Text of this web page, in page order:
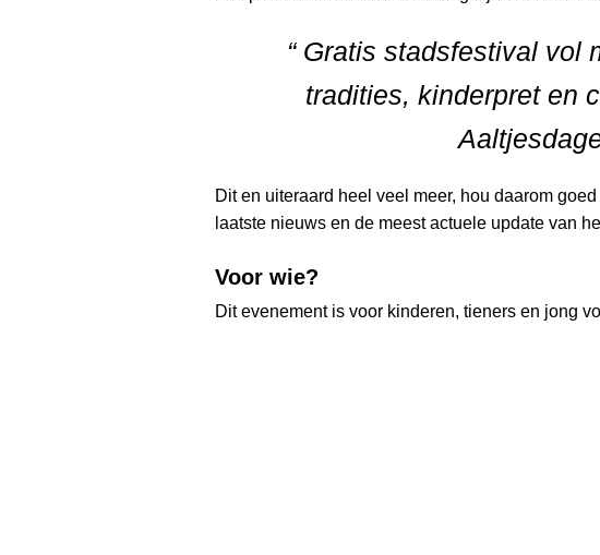
“ Gratis stadsfestival vol
tradities, kinderpret en
Dit en uiteraard heel veel meer, hou daarom
laatste nieuws en de meest actuele update van
Voor wie?
Dit evenement is voor kinderen, tieners en jong